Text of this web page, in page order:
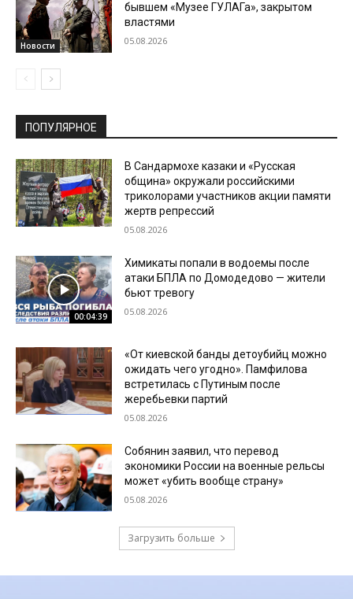
Новости
бывшем «Музее ГУЛАГа», закрытом
властями
05.08.2026
ПОПУЛЯРНОЕ
В Сандармохе казаки и «Русская
община» окружали российскими
триколорами участников акции памяти
жертв репрессий
05.08.2026
00:04:39
Химикаты попали в водоемы после
атаки БПЛА по Домодедово — жители
бьют тревогу
05.08.2026
«От киевской банды детоубийц можно
ожидать чего угодно». Памфилова
встретилась с Путиным после
жеребьевки партий
05.08.2026
Собянин заявил, что перевод
экономики России на военные рельсы
может «убить вообще страну»
05.08.2026
Загрузить больше